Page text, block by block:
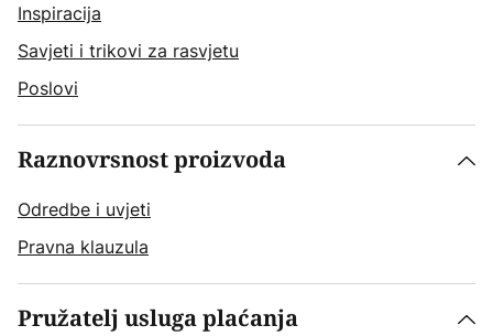
Inspiracija
Savjeti i trikovi za rasvjetu
Poslovi
Raznovrsnost proizvoda
Odredbe i uvjeti
Pravna klauzula
Pružatelj usluga plaćanja